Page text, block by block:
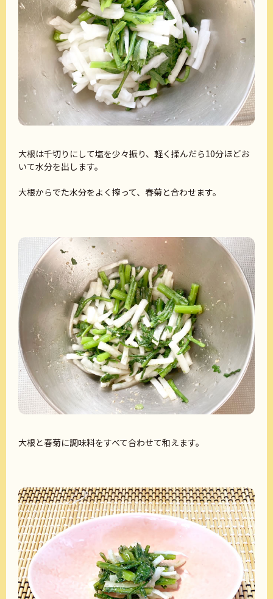
大根は千切りにして塩を少々振り、軽く揉んだら10分ほどお
いて水分を出します。
大根からでた水分をよく搾って、春菊と合わせます。
大根と春菊に調味料をすべて合わせて和えます。